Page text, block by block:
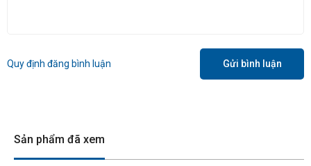
Quy định đăng bình luận Gửi bình luận
Sản phẩm đã xem